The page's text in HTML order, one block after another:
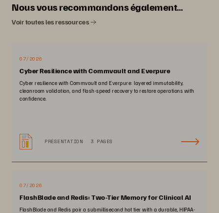
Nous vous recommandons également…
Voir toutes les ressources
07/2026
Cyber Resilience with Commvault and Everpure
Cyber resilience with Commvault and Everpure: layered immutability,
cleanroom validation, and flash-speed recovery to restore operations with
confidence.
PRÉSENTATION 3 PAGES
07/2026
FlashBlade and Redis: Two-Tier Memory for Clinical AI
FlashBlade and Redis pair a submillisecond hot tier with a durable, HIPAA-